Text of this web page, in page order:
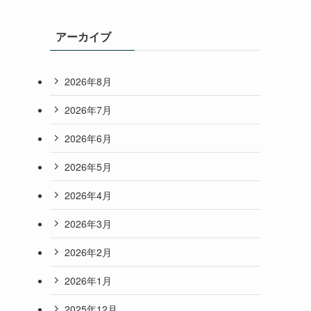
アーカイブ
2026年8月
2026年7月
2026年6月
2026年5月
2026年4月
2026年3月
2026年2月
2026年1月